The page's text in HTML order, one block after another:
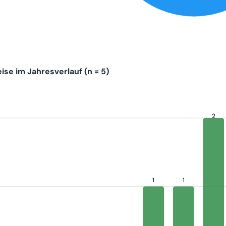
im Jahresverlauf (n = 5)
1 1
2